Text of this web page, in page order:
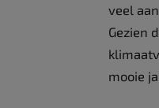
veel
Gezien
mooie